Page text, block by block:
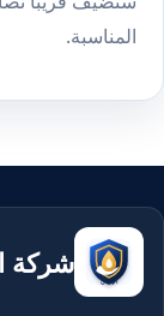
المناسبة.
شركة